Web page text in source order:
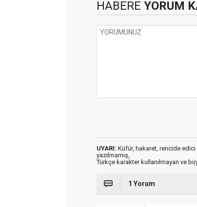
HABERE YORUM
UYARI: Küfür, hakaret, rencide edici
yazılmamış,
Türkçe karakter kullanılmayan ve
1 Yorum